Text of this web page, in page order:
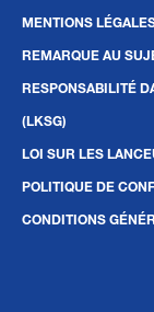
MENTIONS
REMARQUE AU
RESPONSABILITÉ
(LKSG)
LOI SUR LES
POLITIQUE DE
CONDITIONS